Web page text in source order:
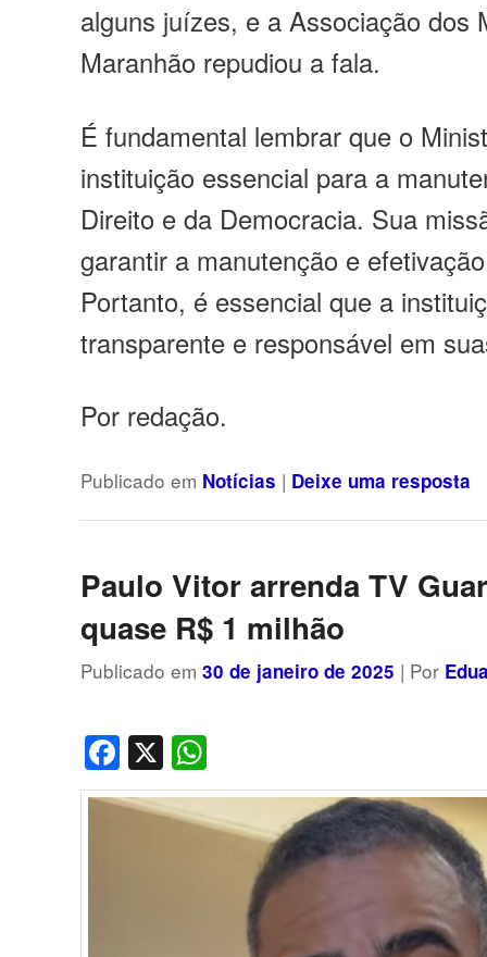
alguns juízes, e a Associação dos
Maranhão repudiou a fala.
É fundamental lembrar que o
instituição essencial para a
Direito e da Democracia. Sua
garantir a manutenção e
Portanto, é essencial que a
transparente e responsável em
Por redação.
Publicado em Notícias | Deixe uma resposta
Paulo Vitor arrenda TV
quase R$ 1 milhão
Publicado em30 de janeiro de 2025 | Por
Facebook
X